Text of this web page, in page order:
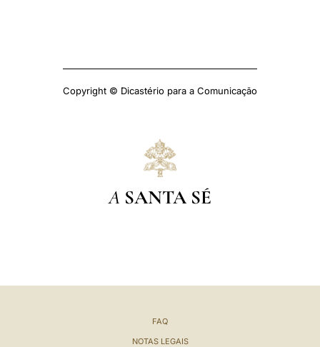
Copyright © Dicastério para a Comunicação
A SANTA SÉ
FAQ
NOTAS LEGAIS